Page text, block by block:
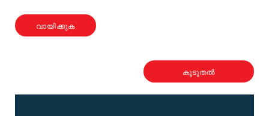
വായിക്കുക
കൂടുതൽ